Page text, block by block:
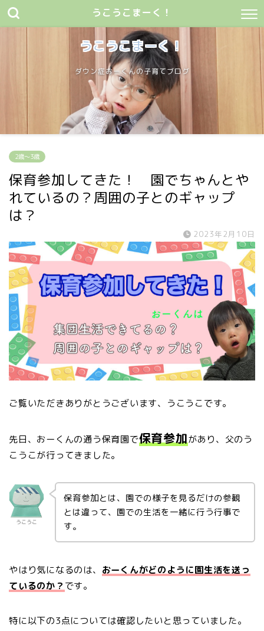
うこうこまーく！
うこうこまーく！
ダウン症おーくんの子育てブログ
2歳〜3歳
保育参加してきた！ 園でちゃんとや
れているの？周囲の子とのギャップ
は？
2023年2月10日
ご覧いただきありがとうございます、うこうこです。
先日、おーくんの通う保育園で保育参加があり、父のう
こうこが行ってきました。
うこうこ
保育参加とは、園での様子を見るだけの参観
とは違って、園での生活を一緒に行う行事で
す。
やはり気になるのは、 おーくんがどのように園生活を送っ
ているのか？ です。
特に以下の3点については確認したいと思っていました。